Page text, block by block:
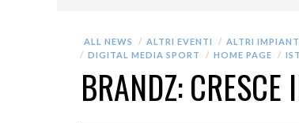
ALL NEWS ALTRI EVENTI ALTRI
DIGITAL MEDIA SPORT
HOME PAGE
BRANDZ: